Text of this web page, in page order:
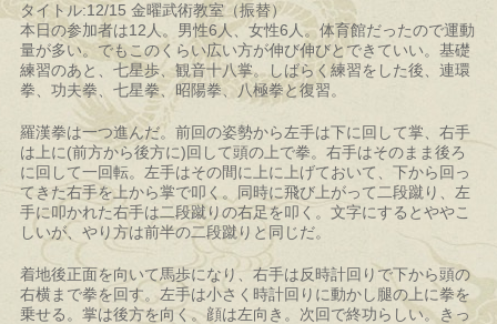
タイトル:12/15 金曜武術教室（振替）
本日の参加者は12人。男性6人、女性6人。体育館だったので運動
量が多い。でもこのくらい広い方が伸び伸びとできていい。基礎
練習のあと、七星歩、観音十八掌。しばらく練習をした後、連環
拳、功夫拳、七星拳、昭陽拳、八極拳と復習。
羅漢拳は一つ進んだ。前回の姿勢から左手は下に回して掌、右手
は上に(前方から後方に)回して頭の上で拳。右手はそのまま後ろ
に回して一回転。左手はその間に上に上げておいて、下から回っ
てきた右手を上から掌で叩く。同時に飛び上がって二段蹴り、左
手に叩かれた右手は二段蹴りの右足を叩く。文字にするとややこ
しいが、やり方は前半の二段蹴りと同じだ。
着地後正面を向いて馬歩になり、右手は反時計回りで下から頭の
右横まで拳を回す。左手は小さく時計回りに動かし腿の上に拳を
乗せる。掌は後方を向く。顔は左向き。次回で終功らしい。きっ